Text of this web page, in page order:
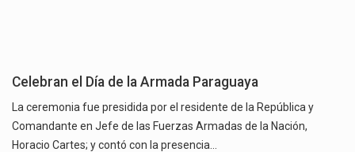
Celebran el Día de la Armada Paraguaya
La ceremonia fue presidida por el residente de la República y
Comandante en Jefe de las Fuerzas Armadas de la Nación,
Horacio Cartes; y contó con la presencia…